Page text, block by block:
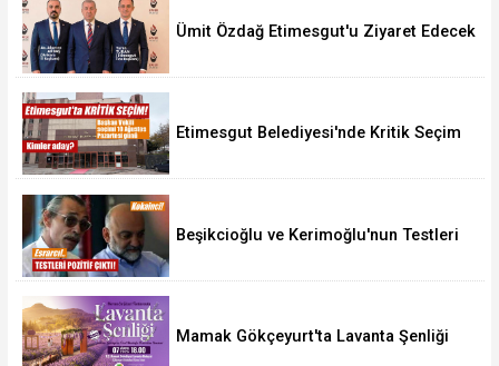
Ümit Özdağ Etimesgut'u Ziyaret Edecek
Etimesgut Belediyesi'nde Kritik Seçim
Beşikcioğlu ve Kerimoğlu'nun Testleri
Mamak Gökçeyurt'ta Lavanta Şenliği